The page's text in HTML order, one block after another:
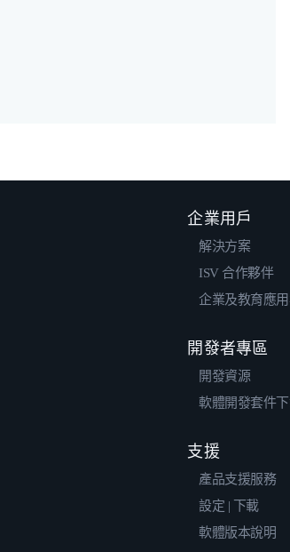
企業用戶
解決方案
ISV 合作夥伴
企業及教育應用
開發者專區
開發資源
軟體開發套件
支援
產品支援服務
設定 | 下載
軟體版本說明